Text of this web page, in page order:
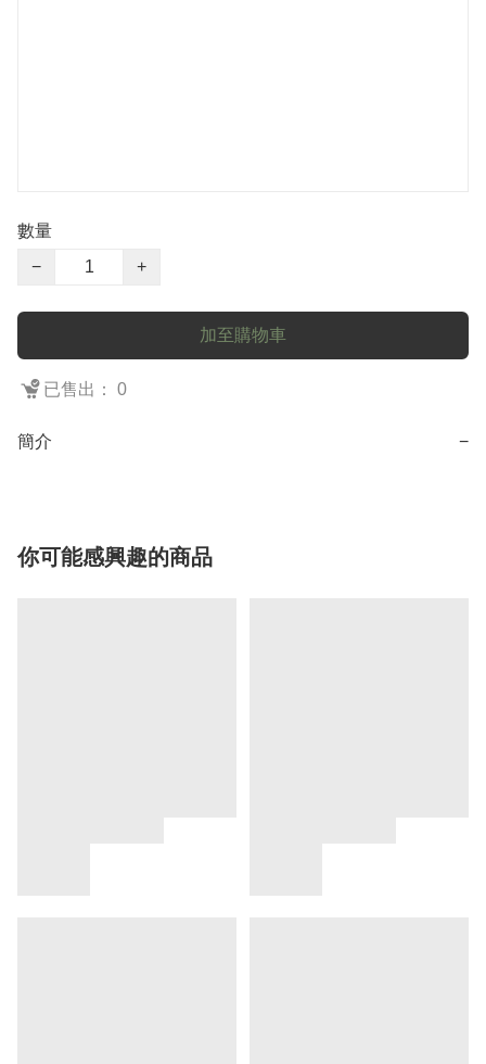
數量
−
+
加至購物車
已售出： 0
簡介 −
你可能感興趣的商品